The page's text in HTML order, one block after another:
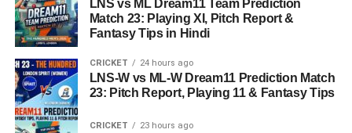
LNS vs ML Dream11 Team Prediction
Match 23: Playing XI, Pitch Report &
Fantasy Tips in Hindi
CRICKET 24 hours ago
LNS-W vs ML-W Dream11 Prediction Match
23: Pitch Report, Playing 11 & Fantasy Tips
CRICKET 23 hours ago